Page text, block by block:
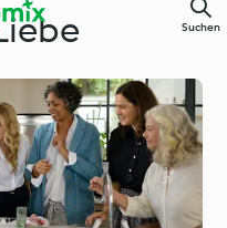
Suchen